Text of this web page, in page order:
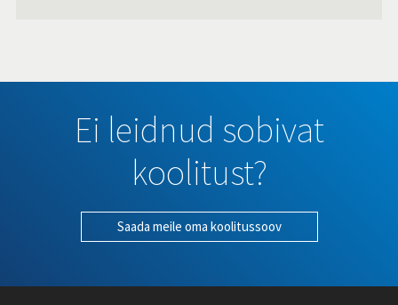
Ei leidnud sobivat
koolitust?
Saada meile oma koolitussoov